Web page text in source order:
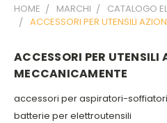
HOME MARCHI
CATALOGO
ACCESSORI PER UTENSILI
ACCESSORI PER UTENSILI
MECCANICAMENTE
accessori per aspiratori-soffiatori
batterie per elettroutensili